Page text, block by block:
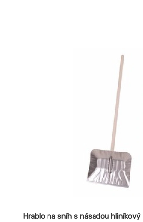
Hrablo na sníh s násadou hliníkový